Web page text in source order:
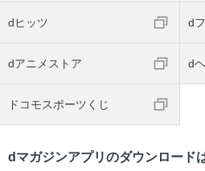
dヒッツ d
dアニメストア d
ドコモスポーツくじ
dマガジンアプリのダウンロード